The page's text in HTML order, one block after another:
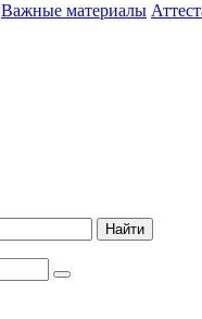
Важные материалы
Найти